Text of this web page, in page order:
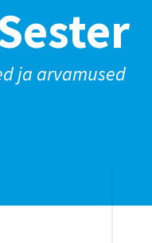
ja arvamused